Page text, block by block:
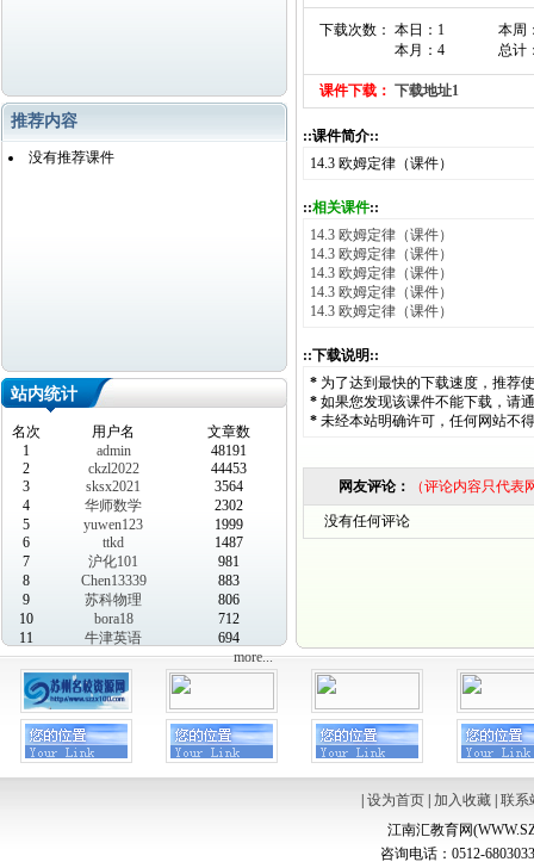
推荐内容
没有推荐课件
站内统计
名次 用户名
文章数
1
admin
48191
2
ckzl2022
44453
3
sksx2021
3564
4
华师数学
2302
5
yuwen123
1999
6
ttkd
1487
7
沪化101
981
8
Chen13339
883
9
苏科物理
806
10
bora18
712
11
牛津英语
694
more...
下载次数： 本日：1
本月：4
本周
总计
课件下载： 下载地址1
::课件简介::
14.3 欧姆定律（课件）
::相关课件::
14.3 欧姆定律（课件）
14.3 欧姆定律（课件）
14.3 欧姆定律（课件）
14.3 欧姆定律（课件）
14.3 欧姆定律（课件）
::下载说明::
* 为了达到最快的下载速度，推荐
* 如果您发现该课件不能下载，请
* 未经本站明确许可，任何网站不
网友评论： （评论内容只代
没有任何评论
设为首页| 加入收藏| 联系
江南汇教育网
咨询电话：0512-